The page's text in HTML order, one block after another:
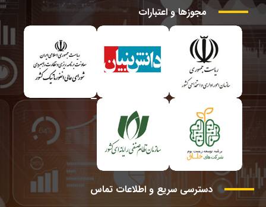
مجوزها و اعتبارات
دسترسی سریع و اطلاعات تماس